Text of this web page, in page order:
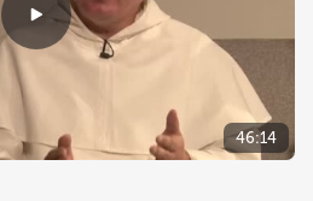
46:14